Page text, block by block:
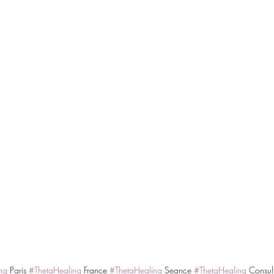
Paris #ThetaHealing France #ThetaHealing Seance #ThetaHealing